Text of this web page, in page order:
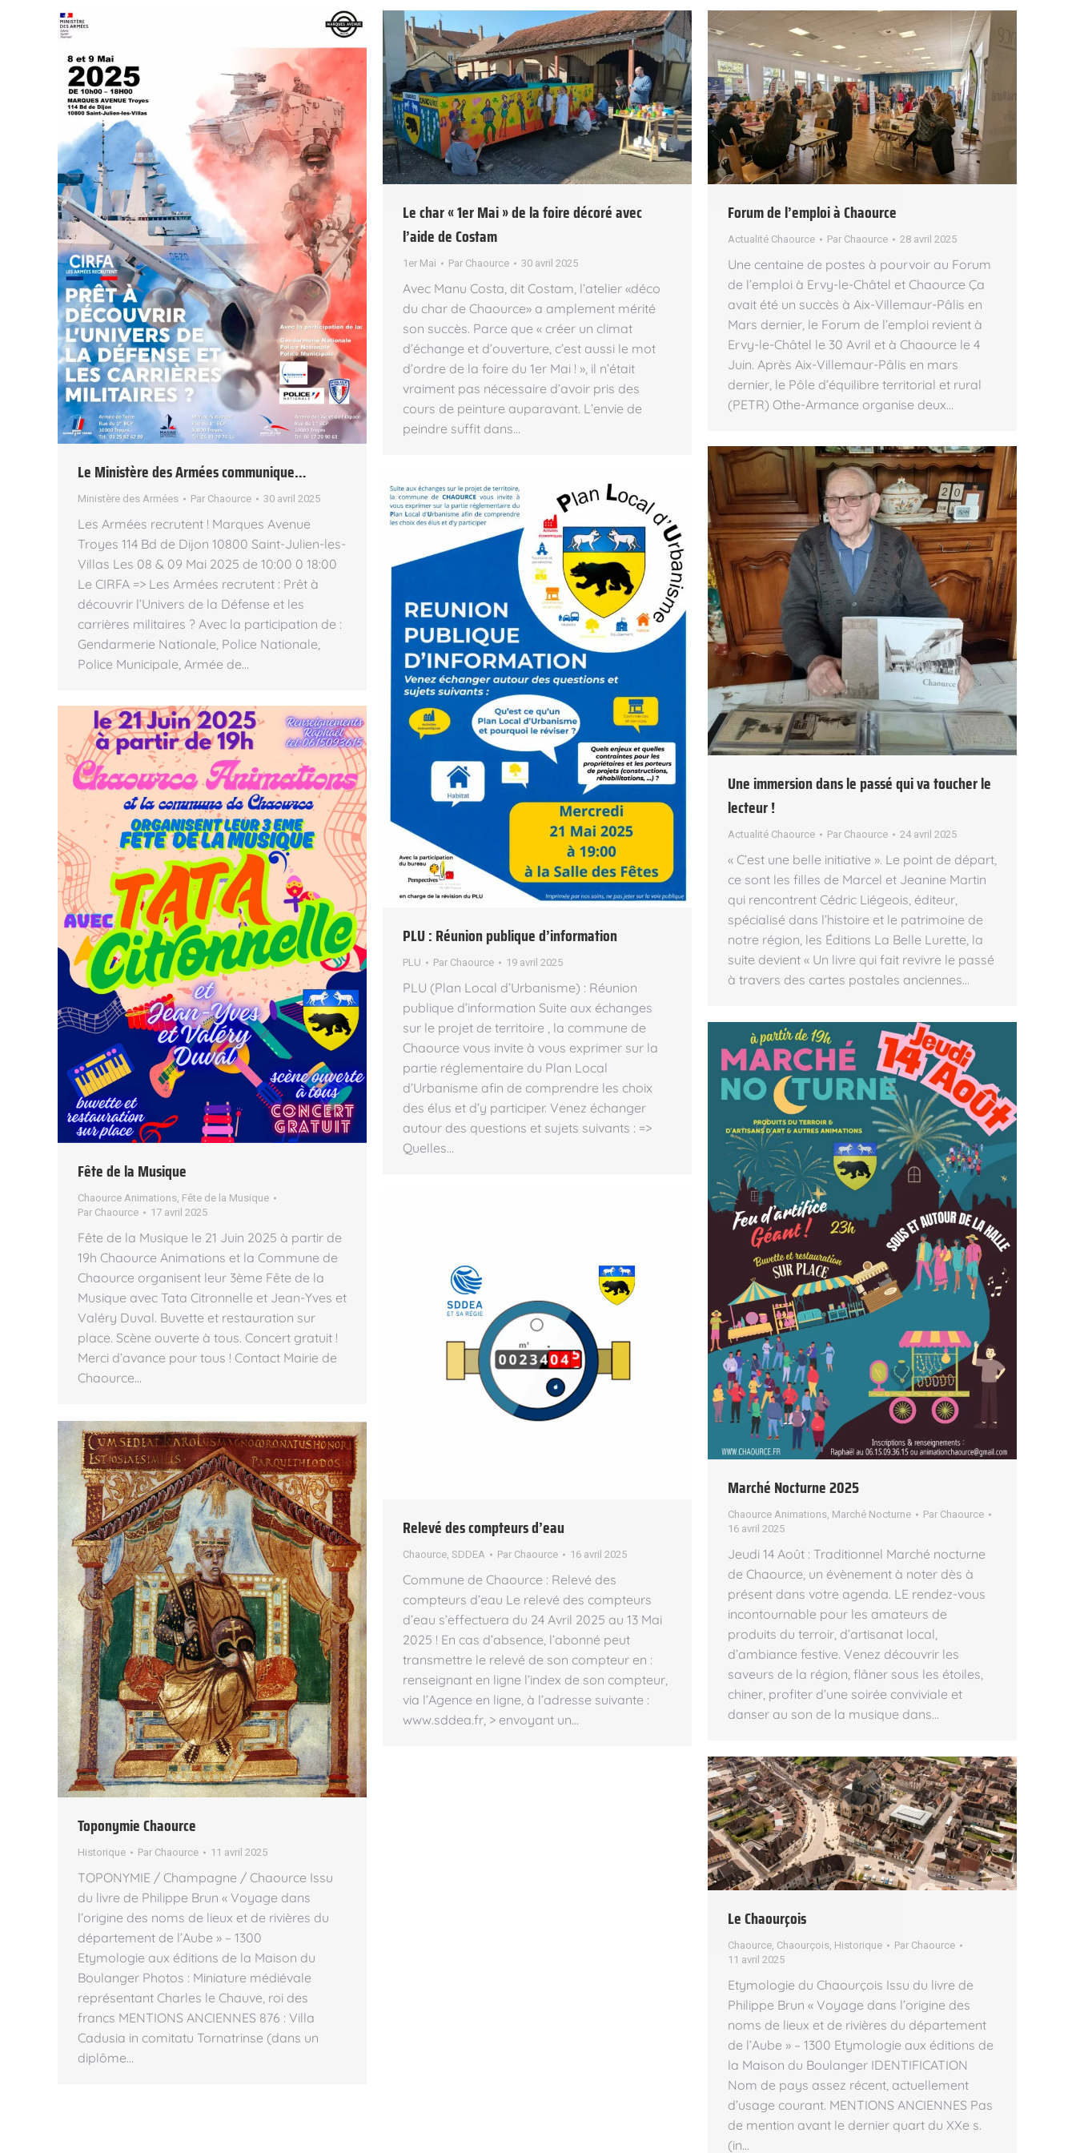
Le Ministère des Armées communique…
Ministère des Armées Par Chaource 30 avril 2025
Les Armées recrutent ! Marques Avenue
Troyes 114 Bd de Dijon 10800 Saint-Julien-les-
Villas Les 08 & 09 Mai 2025 de 10:00 0 18:00
Le CIRFA => Les Armées recrutent : Prêt à
découvrir l’Univers de la Défense et les
carrières militaires ? Avec la participation de :
Gendarmerie Nationale, Police Nationale,
Police Municipale, Armée de…
Le char « 1er Mai » de la foire décoré avec
l’aide de Costam
1er Mai Par Chaource 30 avril 2025
Avec Manu Costa, dit Costam, l’atelier «déco
du char de Chaource» a amplement mérité
son succès. Parce que « créer un climat
d’échange et d’ouverture, c’est aussi le mot
d’ordre de la foire du 1er Mai ! », il n’était
vraiment pas nécessaire d’avoir pris des
cours de peinture auparavant. L’envie de
peindre suffit dans…
Forum de l’emploi à Chaource
Actualité Chaource Par Chaource 28 avril 2025
Une centaine de postes à pourvoir au Forum
de l’emploi à Ervy-le-Châtel et Chaource Ça
avait été un succès à Aix-Villemaur-Pâlis en
Mars dernier, le Forum de l’emploi revient à
Ervy-le-Châtel le 30 Avril et à Chaource le 4
Juin. Après Aix-Villemaur-Pâlis en mars
dernier, le Pôle d’équilibre territorial et rural
(PETR) Othe-Armance organise deux…
Une immersion dans le passé qui va toucher le
lecteur !
Actualité Chaource Par Chaource 24 avril 2025
« C’est une belle initiative ». Le point de départ,
ce sont les filles de Marcel et Jeanine Martin
qui rencontrent Cédric Liégeois, éditeur,
spécialisé dans l’histoire et le patrimoine de
notre région, les Éditions La Belle Lurette, la
suite devient « Un livre qui fait revivre le passé
à travers des cartes postales anciennes…
PLU : Réunion publique d’information
PLU Par Chaource 19 avril 2025
PLU (Plan Local d’Urbanisme) : Réunion
publique d’information Suite aux échanges
sur le projet de territoire , la commune de
Chaource vous invite à vous exprimer sur la
partie réglementaire du Plan Local
d’Urbanisme afin de comprendre les choix
des élus et d’y participer. Venez échanger
autour des questions et sujets suivants : =>
Quelles…
Fête de la Musique
Chaource Animations, Fête de la Musique
Par Chaource 17 avril 2025
Fête de la Musique le 21 Juin 2025 à partir de
19h Chaource Animations et la Commune de
Chaource organisent leur 3ème Fête de la
Musique avec Tata Citronnelle et Jean-Yves et
Valéry Duval. Buvette et restauration sur
place. Scène ouverte à tous. Concert gratuit !
Merci d’avance pour tous ! Contact Mairie de
Chaource…
Marché Nocturne 2025
Chaource Animations Marché Nocturne Par Chaource
16 avril 2025
Jeudi 14 Août : Traditionnel Marché nocturne
de Chaource, un évènement à noter dès à
présent dans votre agenda. LE rendez-vous
incontournable pour les amateurs de
produits du terroir, d’artisanat local,
d’ambiance festive. Venez découvrir les
saveurs de la région, flâner sous les étoiles,
chiner, profiter d’une soirée conviviale et
danser au son de la musique dans…
Relevé des compteurs d’eau
Chaource, SDDEA Par Chaource 16 avril 2025
Commune de Chaource : Relevé des
compteurs d’eau Le relevé des compteurs
d’eau s’effectuera du 24 Avril 2025 au 13 Mai
2025 ! En cas d’absence, l’abonné peut
transmettre le relevé de son compteur en :
renseignant en ligne l’index de son compteur,
via l’Agence en ligne, à l’adresse suivante :
www.sddea.fr, > envoyant un…
Toponymie Chaource
Historique Par Chaource 11 avril 2025
TOPONYMIE / Champagne / Chaource Issu
du livre de Philippe Brun « Voyage dans
l’origine des noms de lieux et de rivières du
département de l’Aube » – 1300
Etymologie aux éditions de la Maison du
Boulanger Photos : Miniature médiévale
représentant Charles le Chauve, roi des
francs MENTIONS ANCIENNES 876 : Villa
Cadusia in comitatu Tornatrinse (dans un
diplôme…
Le Chaourçois
Chaource, Chaourçois, Historique Par Chaource
11 avril 2025
Etymologie du Chaourçois Issu du livre de
Philippe Brun « Voyage dans l’origine des
noms de lieux et de rivières du département
de l’Aube » – 1300 Etymologie aux éditions de
la Maison du Boulanger IDENTIFICATION
Nom de pays assez récent, actuellement
d’usage courant. MENTIONS ANCIENNES Pas
de mention avant le dernier quart du XXe s.
(in…